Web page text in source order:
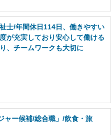
士/年間休日114日、働きやすい
が充実しており安心して働ける
、チームワークも大切に
ャー候補/総合職」/飲食・旅